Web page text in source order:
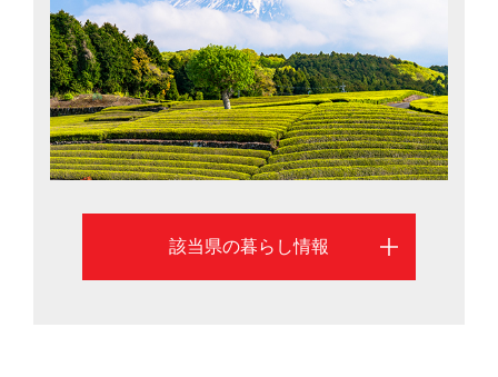
考える際に役立つ、さまざまな移住情報を掲載していま
す。
該当県の暮らし情報